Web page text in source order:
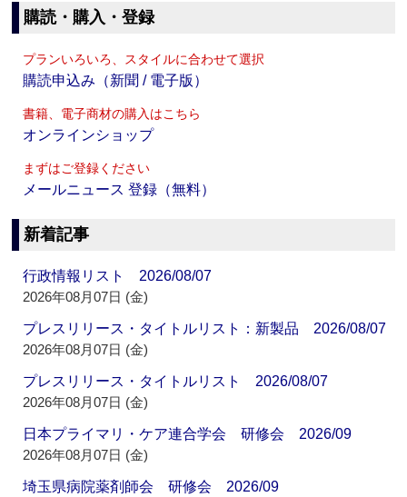
購読・購入・登録
プランいろいろ、スタイルに合わせて選択
購読申込み（新聞 / 電子版）
書籍、電子商材の購入はこちら
オンラインショップ
まずはご登録ください
メールニュース 登録（無料）
新着記事
行政情報リスト 2026/08/07
2026年08月07日 (金)
プレスリリース・タイトルリスト：新製品 2026/08/07
2026年08月07日 (金)
プレスリリース・タイトルリスト 2026/08/07
2026年08月07日 (金)
日本プライマリ・ケア連合学会 研修会 2026/09
2026年08月07日 (金)
埼玉県病院薬剤師会 研修会 2026/09